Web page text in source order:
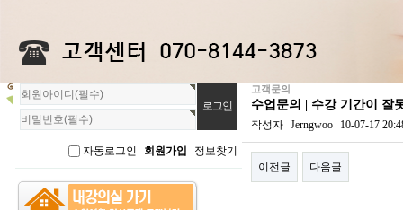
회
원
로
자동로그인 회원가입 정보찾기
고객문의
수업문의 | 수강 기간이 잘
작성자 Jerngwoo 10-07-17
이전글 다음글